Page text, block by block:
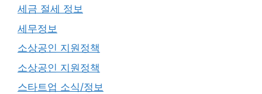
세금 절세 정보
세무정보
소상공인 지원정책
소상공인 지원정책
스타트업 소식/정보